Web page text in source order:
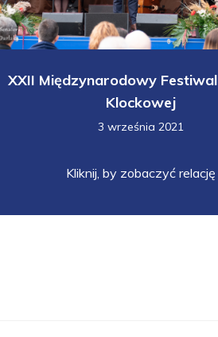
XXII Międzynarodowy
Klockowej
3 września 2021
Kliknij, by zobaczyć relację